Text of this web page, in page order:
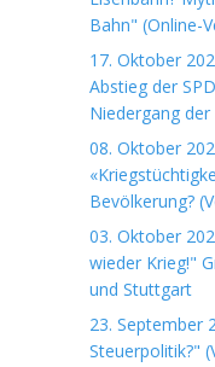
Bahn" (Online-
17. Oktober
Abstieg der
Niedergang
08. Oktober
Bevölkerung?
03. Oktober
wieder Krieg!"
und Stuttgart
23. September
Steuerpolitik?"